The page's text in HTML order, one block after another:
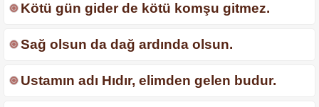
Kötü gün gider de kötü komşu gitmez.
Sağ olsun da dağ ardında olsun.
Ustamın adı Hıdır, elimden gelen budur.